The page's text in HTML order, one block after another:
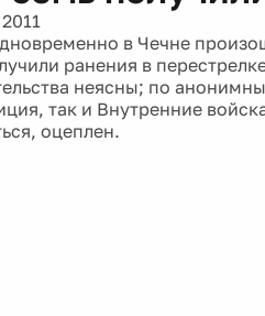
в Чечне
ранения в
неясны; по
так и Внутренние
оцеплен.